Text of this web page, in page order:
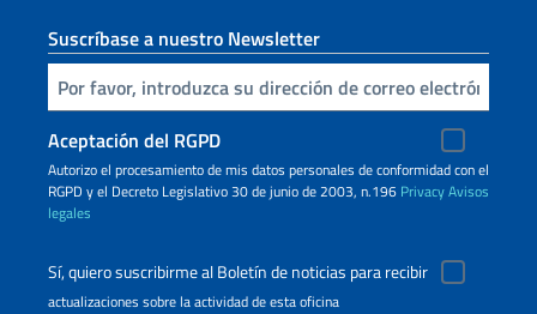
Suscríbase a nuestro Newsletter
Inserta tu correo electronico
Aceptación del RGPD
Autorizo ​​el procesamiento de mis datos personales de conformidad con el
RGPD y el Decreto Legislativo 30 de junio de 2003, n.196 PrivacyAvisos
legales
Sí, quiero suscribirme al Boletín de noticias para recibir
actualizaciones sobre la actividad de esta oficina